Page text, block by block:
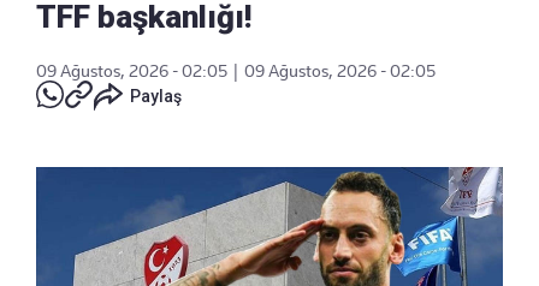
TFF başkanlığı!
09 Ağustos, 2026 - 02:05
09 Ağustos, 2026 - 02:05
Paylaş